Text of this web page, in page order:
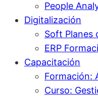
People
Digitalización
Soft Planes
ERP
Capacitación
Formación:
Curso: